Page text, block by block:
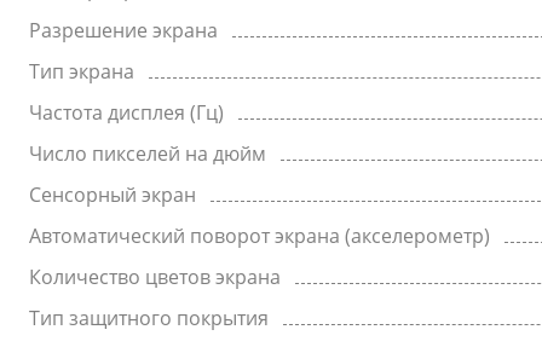
Разрешение экрана
Тип экрана
Частота дисплея (Гц)
Число пикселей на дюйм
Сенсорный экран
Автоматический поворот экрана (акселерометр)
Количество цветов экрана
Тип защитного покрытия